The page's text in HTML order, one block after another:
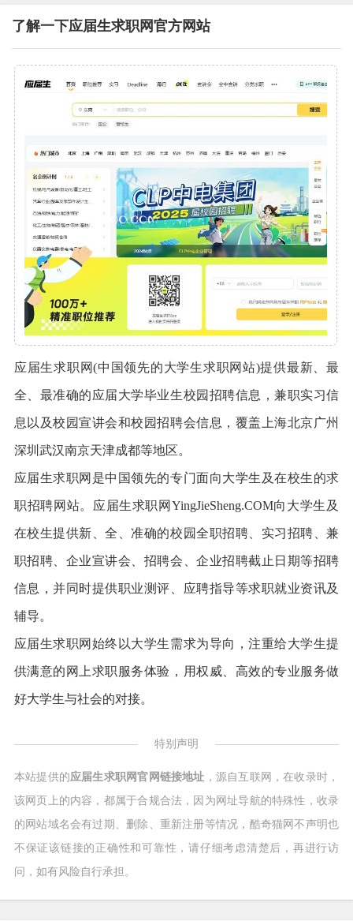
了解一下应届生求职网官方网站
应届生求职网(中国领先的大学生求职网站)提供最新、最
全、最准确的应届大学毕业生校园招聘信息，兼职实习信
息以及校园宣讲会和校园招聘会信息，覆盖上海北京广州
深圳武汉南京天津成都等地区。
应届生求职网是中国领先的专门面向大学生及在校生的求
职招聘网站。应届生求职网YingJieSheng.COM向大学生及
在校生提供新、全、准确的校园全职招聘、实习招聘、兼
职招聘、企业宣讲会、招聘会、企业招聘截止日期等招聘
信息，并同时提供职业测评、应聘指导等求职就业资讯及
辅导。
应届生求职网始终以大学生需求为导向，注重给大学生提
供满意的网上求职服务体验，用权威、高效的专业服务做
好大学生与社会的对接。
特别声明
本站提供的应届生求职网官网链接地址 ，源自互联网，在收录时，
该网页上的内容，都属于合规合法，因为网址导航的特殊性，收录
的网站域名会有过期、删除、重新注册等情况，酷奇猫网不声明也
不保证该链接的正确性和可靠性，请仔细考虑清楚后，再进行访
问，如有风险自行承担。